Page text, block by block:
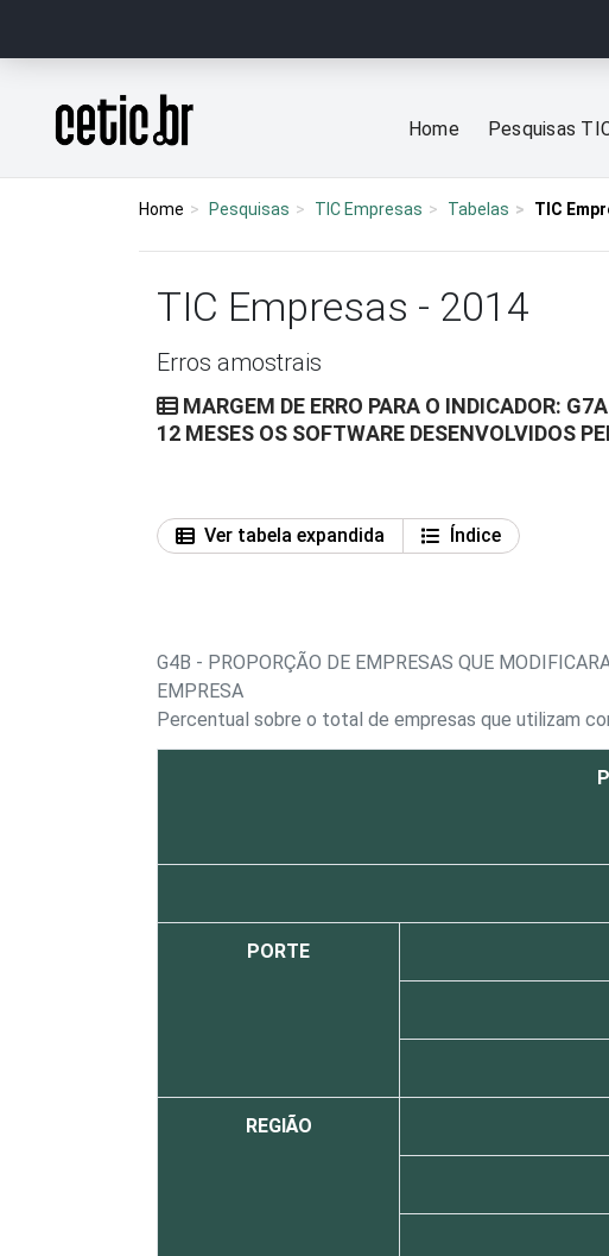
Página inicial
Home Pesquisas
Home Pesquisas TIC Empresas Tabelas TIC
TIC Empresas - 2014
Erros amostrais
MARGEM DE ERRO PARA O INDICADOR:
12 MESES OS SOFTWARE DESENVOLVIDOS
Ver tabela expandida
Índice
G4B - PROPORÇÃO DE EMPRESAS QUE
EMPRESA
Percentual sobre o total de empresas que utilizam
PORTE
REGIÃO